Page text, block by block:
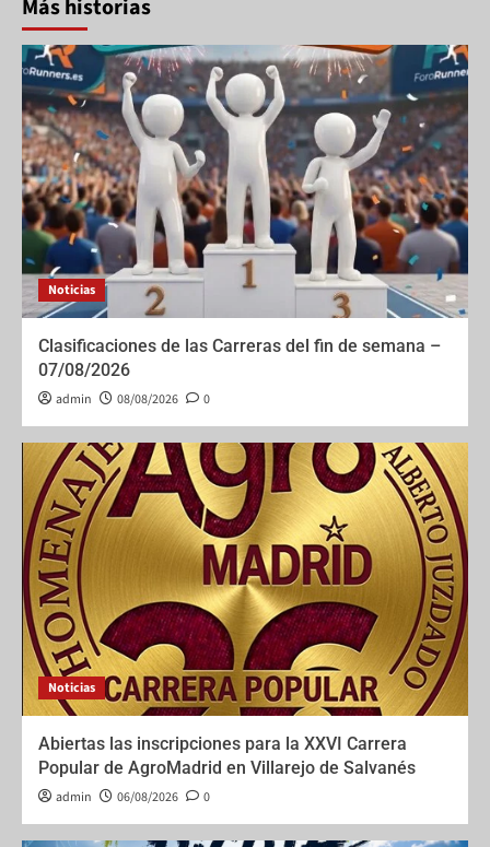
Más historias
Noticias
Clasificaciones de las Carreras del fin de semana –
07/08/2026
admin 08/08/2026 0
Noticias
Abiertas las inscripciones para la XXVI Carrera
Popular de AgroMadrid en Villarejo de Salvanés
admin 06/08/2026 0